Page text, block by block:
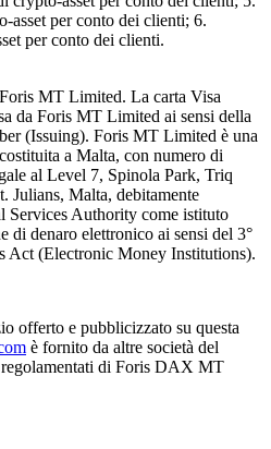
asset per conto dei clienti; 6.
per conto dei clienti.
MT Limited. La carta Visa
da Foris MT Limited ai sensi della
(Issuing). Foris MT Limited è una
a Malta, con numero di
al Level 7, Spinola Park, Triq
Malta, debitamente
Services Authority come istituto
di denaro elettronico ai sensi del 3°
Act (Electronic Money Institutions).
offerto e pubblicizzato su questa
è fornito da altre società del
di Foris DAX MT